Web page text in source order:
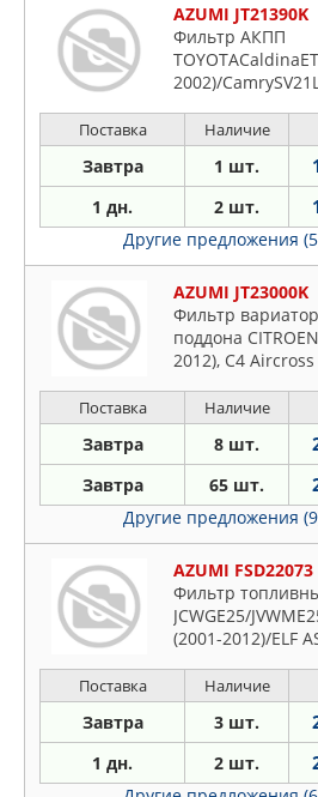
AZUMI JT21390K
Фильтр АКПП
2002)/
Поставка Наличие
Завтра 1 шт.
1 дн. 2 шт.
Другие предложения
AZUMI JT23000K
Фильтр
поддона
2012), C4
MKB, MK (2007-
GA2W, GA3W
CX3A, CY6A
Поставка Наличие
Завтра 8 шт.
Завтра 65 шт.
Другие предложения
AZUMI FSD22073
Фильтр
JCWGE25/
(2001-2012)/ELF
SZ2F24/SZ4F24/
(2007-.
Поставка Наличие
Завтра 3 шт.
1 дн. 2 шт.